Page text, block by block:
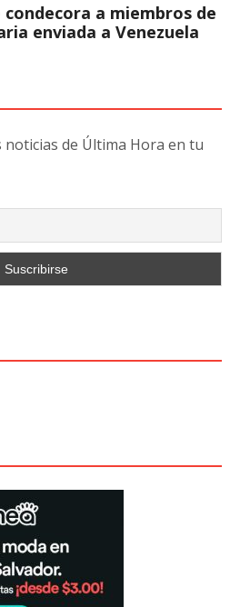
a miembros de
enviada a Venezuela
noticias de Última Hora en tu